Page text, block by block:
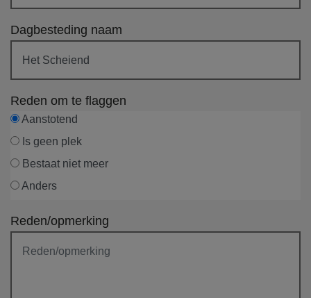
Dagbesteding naam
Reden om te flaggen
Aanstotend
Is geen plek
Bestaat niet meer
Anders
Reden/opmerking